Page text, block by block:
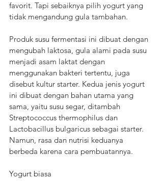
favorit. Tapi sebaiknya pilih yogurt yang
tidak mengandung gula tambahan.
Produk susu fermentasi ini dibuat dengan
mengubah laktosa, gula alami pada susu
menjadi asam laktat dengan
menggunakan bakteri tertentu, juga
disebut kultur starter. Kedua jenis yogurt
ini dibuat dengan bahan utama yang
sama, yaitu susu segar, ditambah
Streptococcus thermophilus dan
Lactobacillus bulgaricus sebagai starter.
Namun, rasa dan nutrisi keduanya
berbeda karena cara pembuatannya.
Yogurt biasa